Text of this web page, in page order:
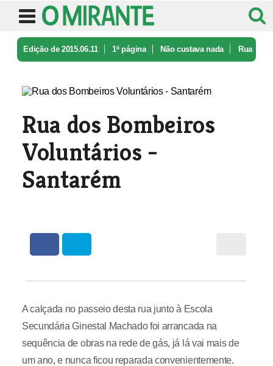
Edição de 2015.06.11 1ª página Não custava nada Rua
Rua dos Bombeiros
Voluntários -
Santarém
A calçada no passeio desta rua junto à Escola
Secundária Ginestal Machado foi arrancada na
sequência de obras na rede de gás, já lá vai mais de
um ano, e nunca ficou reparada convenientemente.